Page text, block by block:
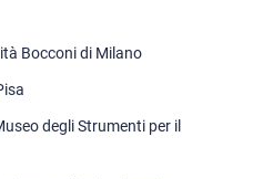
Bocconi di Milano
degli Strumenti per il